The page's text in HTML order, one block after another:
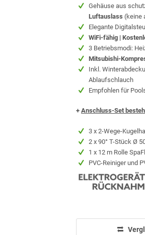
Gehäuse aus
Luftauslass (keine
Elegante
WiFi-fähig |
3 Betriebsmodi:
Mitsubishi-
Inkl.
Ablaufschlauch
Empfohlen für
+Anschluss-Set
3 x 2-Wege-
2 x 90° T-Stück Ø
1 x 12 m Rolle
PVC-Reiniger und